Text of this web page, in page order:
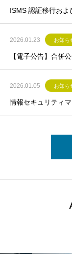
ISMS 認証移行お
2026.01.23 お知ら
【電子公告】合併
2026.01.05 お知ら
情報セキュリティ